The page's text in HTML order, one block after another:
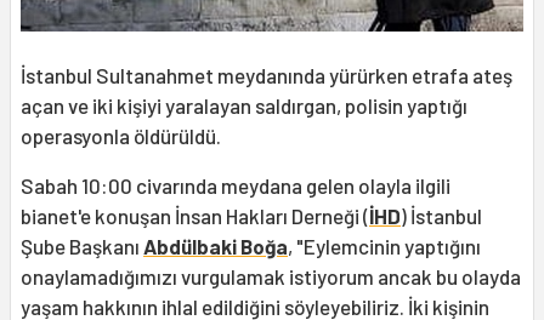
İstanbul Sultanahmet meydanında yürürken etrafa ateş
açan ve iki kişiyi yaralayan saldırgan, polisin yaptığı
operasyonla öldürüldü.
Sabah 10:00 civarında meydana gelen olayla ilgili
bianet'e konuşan İnsan Hakları Derneği (İHD) İstanbul
Şube Başkanı Abdülbaki Boğa, "Eylemcinin yaptığını
onaylamadığımızı vurgulamak istiyorum ancak bu olayda
yaşam hakkının ihlal edildiğini söyleyebiliriz. İki kişinin